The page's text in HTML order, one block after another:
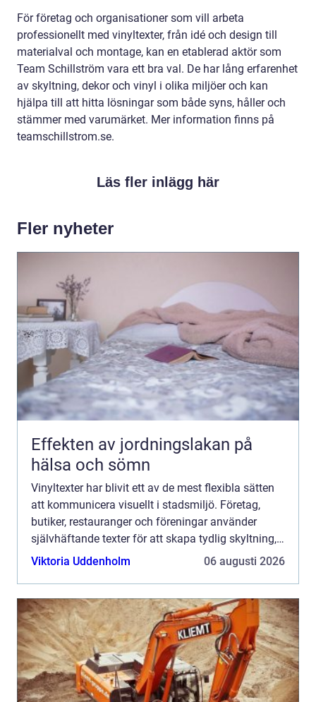
För företag och organisationer som vill arbeta
professionellt med vinyltexter, från idé och design till
materialval och montage, kan en etablerad aktör som
Team Schillström vara ett bra val. De har lång erfarenhet
av skyltning, dekor och vinyl i olika miljöer och kan
hjälpa till att hitta lösningar som både syns, håller och
stämmer med varumärket. Mer information finns på
teamschillstrom.se.
Läs fler inlägg här
Fler nyheter
Effekten av jordningslakan på
hälsa och sömn
Vinyltexter har blivit ett av de mest flexibla sätten
att kommunicera visuellt i stadsmiljö. Företag,
butiker, restauranger och föreningar använder
självhäftande texter för att skapa tydlig skyltning,
stärka sitt varumärke och göra lokaler mer inbjud...
Viktoria Uddenholm 06 augusti 2026